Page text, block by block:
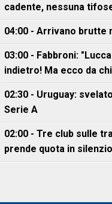
cadente, nessuna
04:00 - Arrivano brutte
03:00 - Fabbroni:
indietro! Ma ecco da
02:30 - Uruguay:
Serie A
02:00 - Tre club sulle
prende quota in silenzio